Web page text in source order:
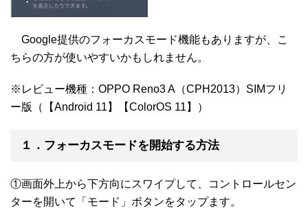
Google提供のフォーカスモード機能もありますが、こ
ちらの方が使いやすいかもしれません。
※レビュー機種：OPPO Reno3 A（CPH2013）SIMフリ
ー版（【Android 11】【ColorOS 11】）
１．フォーカスモードを開始する方法
①画面外上から下方向にスワイプして、コントロールセン
ターを開いて「モード」ボタンをタップます。